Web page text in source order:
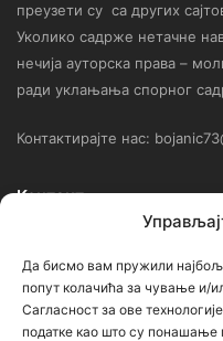
Да бисмо вам пружили
попут колачића за чување и/
Сагласност за ове
податке као што су
преузети су са других
Уколико садрже нетачне
нечија ауторска права –
ради уклањања спорног
Контактирајте нас:
Контакт
Ђорђе Бојанић, проф.
Седиште: Србија, 18000,
Контакт: тел. +381